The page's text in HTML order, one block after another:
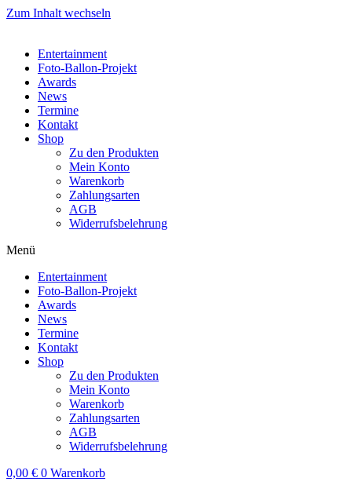
Zum Inhalt wechseln
Entertainment
Foto-Ballon-Projekt
Awards
News
Termine
Kontakt
Shop
Zu den Produkten
Mein Konto
Warenkorb
Zahlungsarten
AGB
Widerrufsbelehrung
Menü
Entertainment
Foto-Ballon-Projekt
Awards
News
Termine
Kontakt
Shop
Zu den Produkten
Mein Konto
Warenkorb
Zahlungsarten
AGB
Widerrufsbelehrung
0,00 € 0 Warenkorb